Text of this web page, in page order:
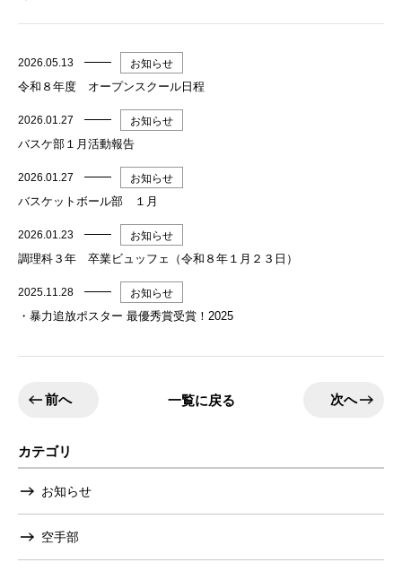
2026.05.13 お知らせ
令和８年度 オープンスクール日程
2026.01.27 お知らせ
バスケ部１月活動報告
2026.01.27 お知らせ
バスケットボール部 １月
2026.01.23 お知らせ
調理科３年 卒業ビュッフェ（令和８年１月２３日）
2025.11.28 お知らせ
・暴力追放ポスター 最優秀賞受賞！2025
前へ 一覧に戻る 次へ
カテゴリ
お知らせ
空手部